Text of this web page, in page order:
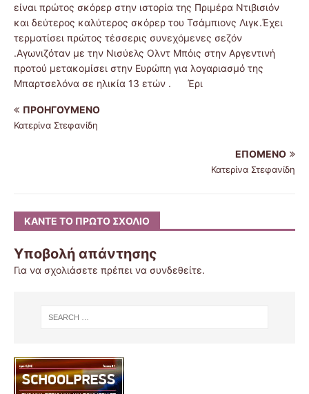
είναι πρώτος σκόρερ στην ιστορία της Πριμέρα Ντιβισιόν
και δεύτερος καλύτερος σκόρερ του Τσάμπιονς Λιγκ.Έχει
τερματίσει πρώτος τέσσερις συνεχόμενες σεζόν
.Αγωνιζόταν με την Νισύελς Ολντ Μπόις στην Αργεντινή
προτού μετακομίσει στην Ευρώπη για λογαριασμό της
Μπαρτσελόνα σε ηλικία 13 ετών . Έρι
ΠΡΟΗΓΟΎΜΕΝΟ
Κατερίνα Στεφανίδη
ΕΠΌΜΕΝΟ
Κατερίνα Στεφανίδη
ΚΆΝΤΕ ΤΟ ΠΡΏΤΟ ΣΧΌΛΙΟ
Υποβολή απάντησης
Για να σχολιάσετε πρέπει να συνδεθείτε.